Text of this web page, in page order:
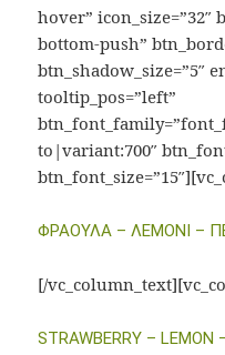
hover” icon_size=”32″
bottom-push”
btn_shadow_size=”5″
tooltip_pos=”left”
to|variant:700″
ΦΡΑΟΥΛΑ – ΛΕΜΟΝΙ –
[/
STRAWBERRY – LEMON